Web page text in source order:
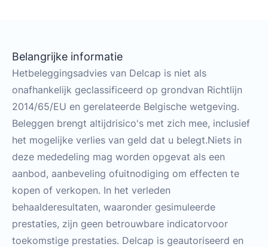
Belangrijke informatie
Hetbeleggingsadvies van Delcap is niet als
onafhankelijk geclassificeerd op grondvan Richtlijn
2014/65/EU en gerelateerde Belgische wetgeving.
Beleggen brengt altijdrisico's met zich mee, inclusief
het mogelijke verlies van geld dat u belegt.Niets in
deze mededeling mag worden opgevat als een
aanbod, aanbeveling ofuitnodiging om effecten te
kopen of verkopen. In het verleden
behaalderesultaten, waaronder gesimuleerde
prestaties, zijn geen betrouwbare indicatorvoor
toekomstige prestaties. Delcap is geautoriseerd en